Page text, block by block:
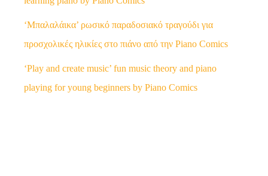
‘Μπαλαλάικα’ ρωσικό παραδοσιακό τραγούδι για
προσχολικές ηλικίες στο πιάνο από την Piano Comics
‘Play and create music’ fun music theory and piano
playing for young beginners by Piano Comics